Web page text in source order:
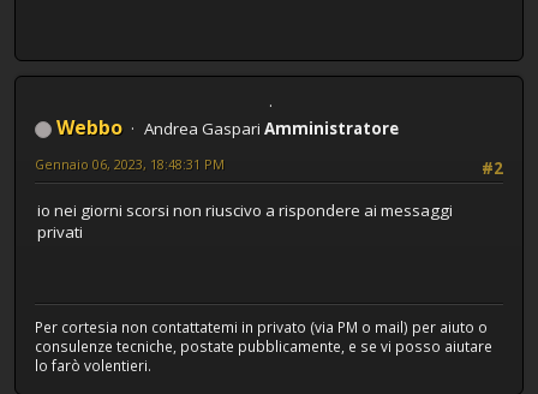
Webbo Andrea Gaspari Amministratore
#2
Gennaio 06, 2023, 18:48:31 PM
io nei giorni scorsi non riuscivo a rispondere ai messaggi
privati
Per cortesia non contattatemi in privato (via PM o mail) per aiuto o
consulenze tecniche, postate pubblicamente, e se vi posso aiutare
lo farò volentieri.